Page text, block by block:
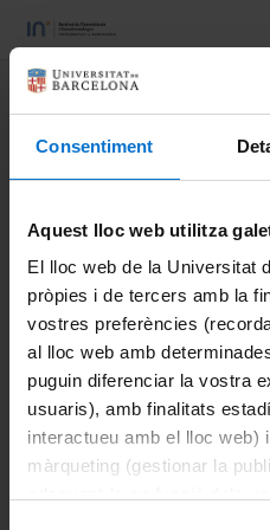
Consentiment
Aquest lloc web utilitza
El lloc web de la Universitat
pròpies i de tercers amb la
vostres preferències
al lloc web amb
puguin diferenciar la vostra
usuaris), amb finalitats
interactueu amb el lloc web)
màrqueting (gestionar la
Title:
an all-solid-
Journal:Applied Surface
Vol:506
Number:
Start page:144969
Last page:
DOI:
doi
Institutional repositories:
http://hdl.handle.net/2445/
Year:2020